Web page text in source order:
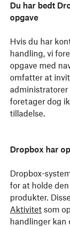
Du har bedt
opgave
Hvis du har
handling, vi
opgave med
omfatter at
foretager dog
tilladelse.
Dropbox har
Dropbox-
for at holde
produkter.
Aktivitet som
handlinger